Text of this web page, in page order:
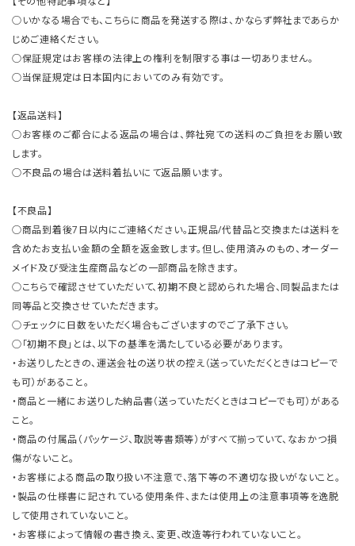
○いかなる場合でも、こちらに商品を発送する際は、かならず弊社まであらか
じめご連絡ください。
○保証規定はお客様の法律上の権利を制限する事は一切ありません。
○当保証規定は日本国内においてのみ有効です。
【返品送料】
○お客様のご都合による返品の場合は、弊社宛ての送料のご負担をお願い致
します。
○不良品の場合は送料着払いにて返品願います。
【不良品】
○商品到着後7日以内にご連絡ください。正規品/代替品と交換または送料を
含めたお支払い金額の全額を返金致します。但し、使用済みのもの、オーダー
メイド及び受注生産商品などの一部商品を除きます。
○こちらで確認させていただいて、初期不良と認められた場合、同製品または
同等品と交換させていただきます。
○チェックに日数をいただく場合もございますのでご了承下さい。
○「初期不良」とは、以下の基準を満たしている必要があります。
・お送りしたときの、運送会社の送り状の控え（送っていただくときはコピーで
も可）があること。
・商品と一緒にお送りした納品書（送っていただくときはコピーでも可）がある
こと。
・商品の付属品（パッケージ、取説等書類等）がすべて揃っていて、なおかつ損
傷がないこと。
・お客様による商品の取り扱い不注意で、落下等の不適切な扱いがないこと。
・製品の仕様書に記されている使用条件、または使用上の注意事項等を逸脱
して使用されていないこと。
・お客様によって情報の書き換え、変更、改造等行われていないこと。